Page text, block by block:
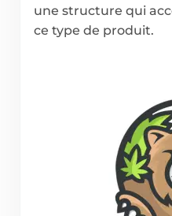
une structure qui
ce type de produit.